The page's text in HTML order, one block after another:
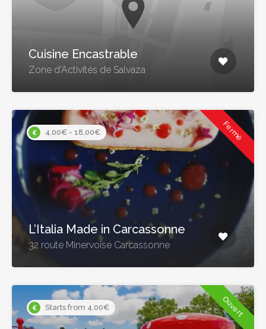
Cuisine Encastrable
Zone d'Activités de Salvaza
4,00€ - 18,00€ Fermé
L’Italia Made in Carcassonne
32 route Minervoise Carcassonne
Starts from 4,00€ Ouvert